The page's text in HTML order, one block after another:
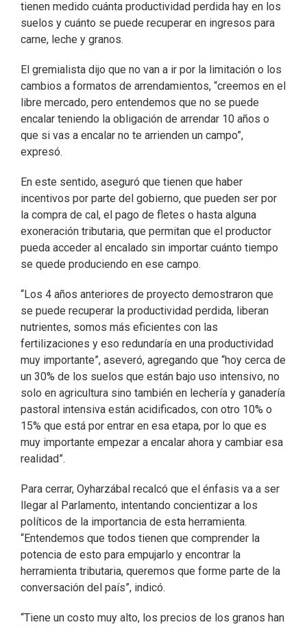
tienen medido cuánta productividad perdida hay en los
suelos y cuánto se puede recuperar en ingresos para
carne, leche y granos.
El gremialista dijo que no van a ir por la limitación o los
cambios a formatos de arrendamientos, “creemos en el
libre mercado, pero entendemos que no se puede
encalar teniendo la obligación de arrendar 10 años o
que si vas a encalar no te arrienden un campo”,
expresó.
En este sentido, aseguró que tienen que haber
incentivos por parte del gobierno, que pueden ser por
la compra de cal, el pago de fletes o hasta alguna
exoneración tributaria, que permitan que el productor
pueda acceder al encalado sin importar cuánto tiempo
se quede produciendo en ese campo.
“Los 4 años anteriores de proyecto demostraron que
se puede recuperar la productividad perdida, liberan
nutrientes, somos más eficientes con las
fertilizaciones y eso redundaría en una productividad
muy importante”, aseveró, agregando que “hoy cerca de
un 30% de los suelos que están bajo uso intensivo, no
solo en agricultura sino también en lechería y ganadería
pastoral intensiva están acidificados, con otro 10% o
15% que está por entrar en esa etapa, por lo que es
muy importante empezar a encalar ahora y cambiar esa
realidad”.
Para cerrar, Oyharzábal recalcó que el énfasis va a ser
llegar al Parlamento, intentando concientizar a los
políticos de la importancia de esta herramienta.
“Entendemos que todos tienen que comprender la
potencia de esto para empujarlo y encontrar la
herramienta tributaria, queremos que forme parte de la
conversación del país”, indicó.
“Tiene un costo muy alto, los precios de los granos han